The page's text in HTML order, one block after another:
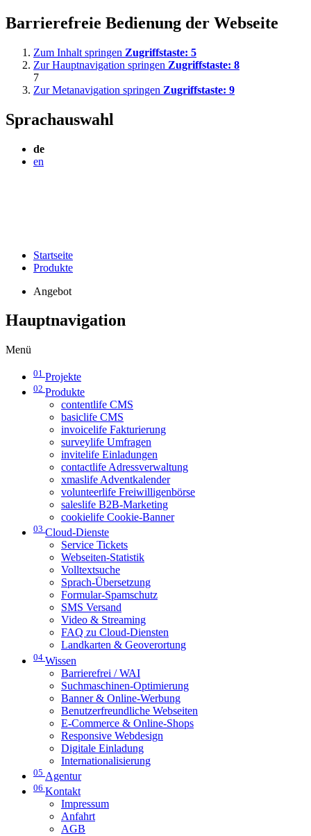
Barrierefreie Bedienung der Webseite
Zum Inhalt springen Zugriffstaste: 5
Zur Hauptnavigation springen Zugriffstaste: 8
7
Zur Metanavigation springen Zugriffstaste: 9
Sprachauswahl
de
en
Startseite
Produkte
Angebot
Hauptnavigation
Menü
01 Projekte
02 Produkte
contentlife CMS
basiclife CMS
invoicelife Fakturierung
surveylife Umfragen
invitelife Einladungen
contactlife Adressverwaltung
xmaslife Adventkalender
volunteerlife Freiwilligenbörse
saleslife B2B-Marketing
cookielife Cookie-Banner
03 Cloud-Dienste
Service Tickets
Webseiten-Statistik
Volltextsuche
Sprach-Übersetzung
Formular-Spamschutz
SMS Versand
Video & Streaming
FAQ zu Cloud-Diensten
Landkarten & Geoverortung
04 Wissen
Barrierefrei / WAI
Suchmaschinen-Optimierung
Banner & Online-Werbung
Benutzerfreundliche Webseiten
E-Commerce & Online-Shops
Responsive Webdesign
Digitale Einladung
Internationalisierung
05 Agentur
06 Kontakt
Impressum
Anfahrt
AGB